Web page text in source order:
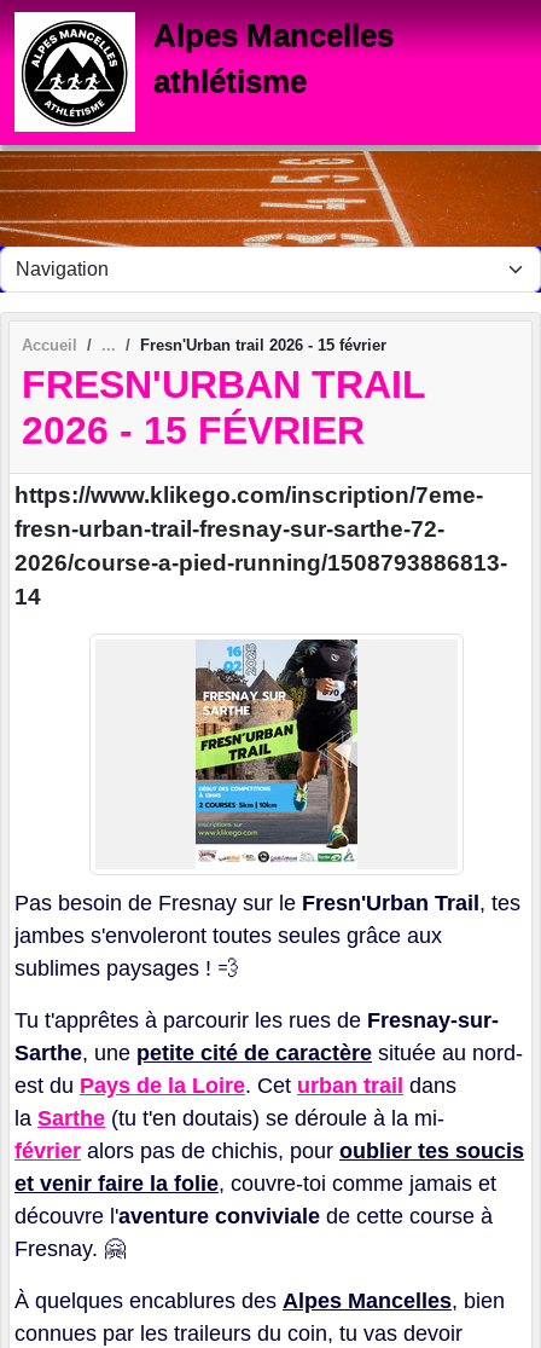
Alpes Mancelles
athlétisme
Accueil Fresn'Urban trail 2026 - 15 février
FRESN'URBAN TRAIL
2026 - 15 FÉVRIER
https://www.klikego.com/inscription/7eme-
fresn-urban-trail-fresnay-sur-sarthe-72-
2026/course-a-pied-running/1508793886813-
14
Pas besoin de Fresnay sur le Fresn'Urban Trail , tes
jambes s'envoleront toutes seules grâce aux
sublimes paysages ! 💨
Tu t'apprêtes à parcourir les rues de Fresnay-sur-
Sarthe, une petite cité de caractère située au nord-
est du Pays de la Loire. Cet urban trail dans
la Sarthe (tu t'en doutais) se déroule à la mi-
février alors pas de chichis, pour oublier tes soucis
et venir faire la folie, couvre-toi comme jamais et
découvre l'aventure conviviale de cette course à
Fresnay. 🤗
À quelques encablures des Alpes Mancelles, bien
connues par les traileurs du coin, tu vas devoir
Panneau de gestion des cookies